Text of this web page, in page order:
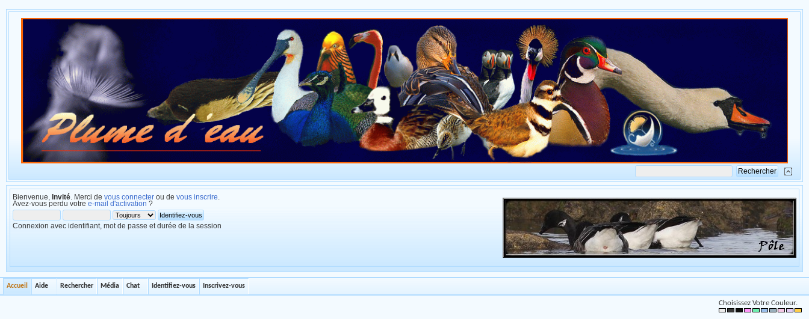
Bienvenue, Invité . Merci de vous connecter ou de vous inscrire
Avez-vous perdu votre e-mail d'activation ?
Connexion avec identifiant, mot de passe et durée de la session
Accueil Aide Rechercher Média Chat Identifiez-vous Inscrivez-vous
Choisissez Votre Couleur.